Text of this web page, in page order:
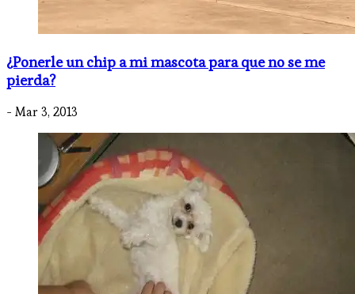
¿Ponerle un chip a mi mascota para que no se me
pierda?
- Mar 3, 2013